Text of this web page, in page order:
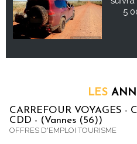
5
LES
CARREFOUR VOYAGES -
CDD - (Vannes (56))
OFFRES D'EMPLOI TOURISME